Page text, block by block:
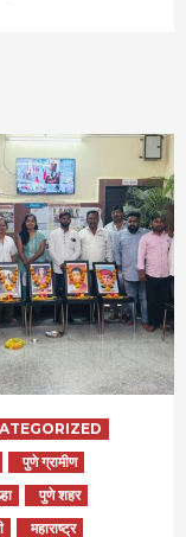
पुणे ग्रामीण
पुणे शहर
महाराष्ट्र